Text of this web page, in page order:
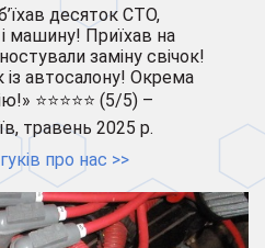
десяток СТО,
машину! Приїхав на
заміну свічок!
із автосалону! Окрема
⭐⭐⭐⭐⭐ (5/5) –
травень 2025 р.
про нас >>